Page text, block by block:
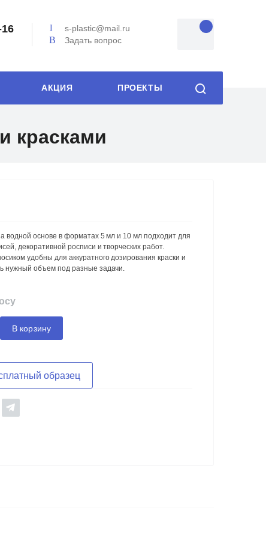
s-plastic@mail.ru
Задать вопрос
АКЦИЯ ПРОЕКТЫ
красками
водной основе в форматах 5 мл и 10 мл подходит для
декоративной росписи и творческих работ.
удобны для аккуратного дозирования краски и
нужный объем под разные задачи.
В корзину
образец